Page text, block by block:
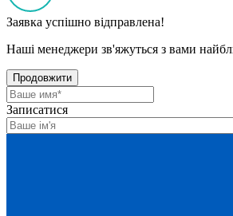
Заявка успішно відправлена!
Наші менеджери зв'яжуться з вами
Продовжити
Записатися